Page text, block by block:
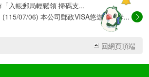
入帳郵局輕鬆領 掃碼支...
(115/07/06) 本公司郵政VISA悠遊金融卡...
回網頁頂端